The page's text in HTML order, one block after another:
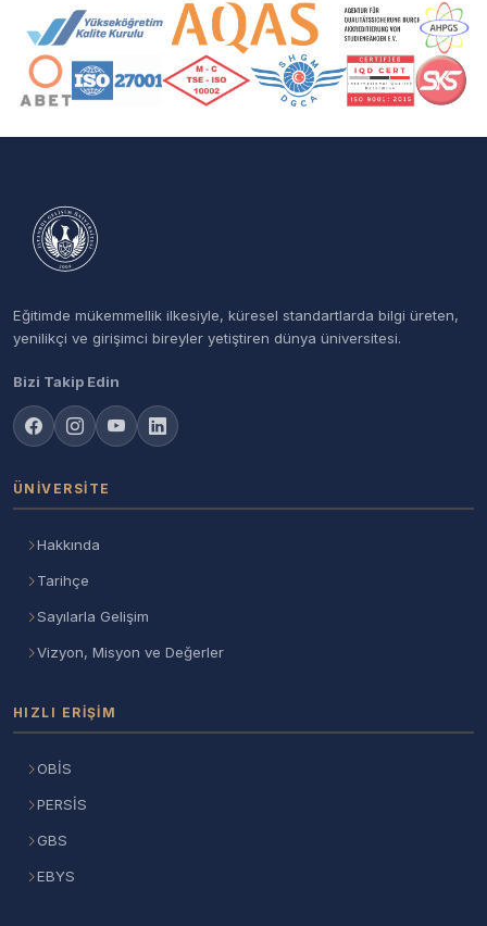
Akreditasyon ve Üyelik Logoları
Eğitimde mükemmellik ilkesiyle, küresel standartlarda bilgi üreten,
yenilikçi ve girişimci bireyler yetiştiren dünya üniversitesi.
Bizi Takip Edin
ÜNIVERSITE
Hakkında
Tarihçe
Sayılarla Gelişim
Vizyon, Misyon ve Değerler
HIZLI ERIŞIM
OBİS
PERSİS
GBS
EBYS